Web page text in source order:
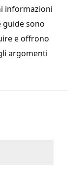
informazioni
guide sono
e offrono
argomenti